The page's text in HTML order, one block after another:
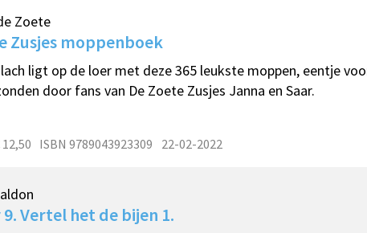
Zoete
Zusjes moppenboek
lach ligt op de loer met deze 365 leukste moppen, eentje
door fans van De Zoete Zusjes Janna en Saar.
12,50 ISBN 9789043923309 22-02-2022
9. Vertel het de bijen 1.